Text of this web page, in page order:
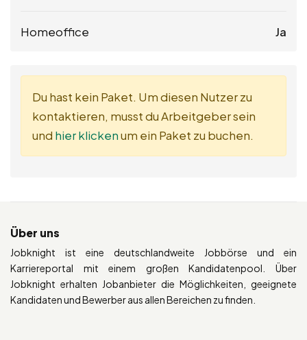
Homeoffice Ja
Du hast kein Paket. Um diesen Nutzer zu
kontaktieren, musst du Arbeitgeber sein
und hier klickenum ein Paket zu buchen.
Über uns
Jobknight ist eine deutschlandweite Jobbörse und ein
Karriereportal mit einem großen Kandidatenpool. Über
Jobknight erhalten Jobanbieter die Möglichkeiten, geeignete
Kandidaten und Bewerber aus allen Bereichen zu finden.